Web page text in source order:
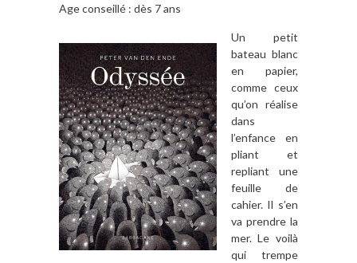
Age conseillé : dès 7 ans
Un petit
bateau blanc
en papier,
comme ceux
qu’on réalise
dans
l’enfance en
pliant et
repliant une
feuille de
cahier. Il s’en
va prendre la
mer. Le voilà
qui trempe